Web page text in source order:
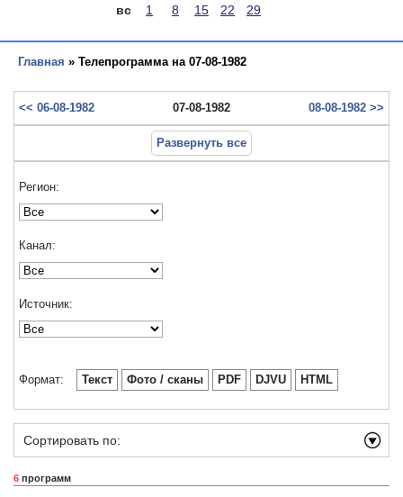
вс
1 8 15 22 29
Главная » Телепрограмма на 07-08-1982
<< 06-08-1982 07-08-1982 08-08-1982 >>
Развернуть все
Регион:
Канал:
Источник:
Формат: Текст Фото / сканы PDF DJVU HTML
Сортировать по:
6 программ